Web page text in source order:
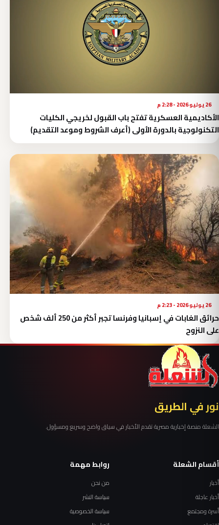
26 يوليو 2026 - 2:28 م
الأكاديمية العسكرية تفتح باب القبول لخريجي الكليات
التكنولوجية بالدورة الأولى (أعرف الشروط وموعد التقديم)
26 يوليو 2026 - 2:23 م
حرائق الغابات في إسبانيا وفرنسا تجبر أكثر من 250 ألف شخص
على النزوح
نور في الطريق
الشعلة منصة إخبارية مصرية تقدم الأخبار في سياق واضح وسريع ومسؤول.
أقسام الشعلة
أخبار
أخبار عاجلة
أسرة ومجتمع
روابط مهمة
من نحن
سياسة النشر
سياسة الخصوصية